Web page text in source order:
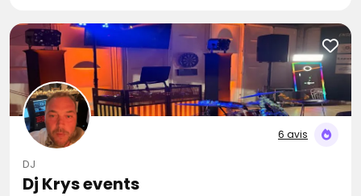
6 avis
DJ
Dj Krys events